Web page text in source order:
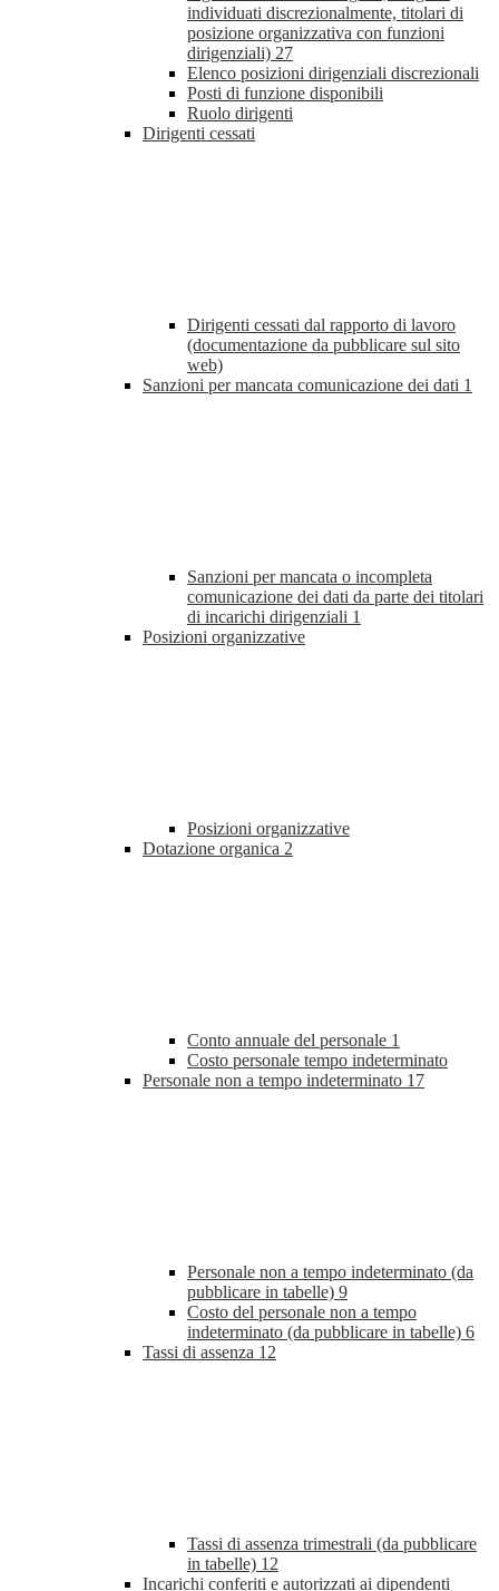
individuati discrezionalmente, titolari di
posizione organizzativa con funzioni
dirigenziali) 27
Elenco posizioni dirigenziali discrezionali
Posti di funzione disponibili
Ruolo dirigenti
Dirigenti cessati
Dirigenti cessati dal rapporto di lavoro
(documentazione da pubblicare sul sito
web)
Sanzioni per mancata comunicazione dei dati 1
Sanzioni per mancata o incompleta
comunicazione dei dati da parte dei titolari
di incarichi dirigenziali 1
Posizioni organizzative
Posizioni organizzative
Dotazione organica 2
Conto annuale del personale 1
Costo personale tempo indeterminato
Personale non a tempo indeterminato 17
Personale non a tempo indeterminato (da
pubblicare in tabelle) 9
Costo del personale non a tempo
indeterminato (da pubblicare in tabelle) 6
Tassi di assenza 12
Tassi di assenza trimestrali (da pubblicare
in tabelle) 12
Incarichi conferiti e autorizzati ai dipendenti